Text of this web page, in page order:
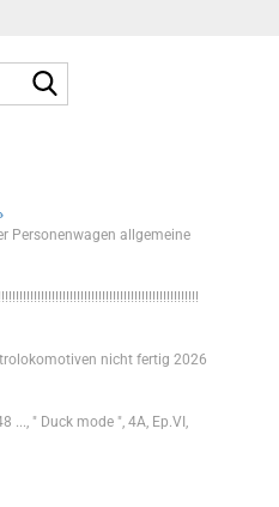
Personenwagen allgemeine
nicht fertig 2026
..., " Duck mode ", 4A, Ep.VI,